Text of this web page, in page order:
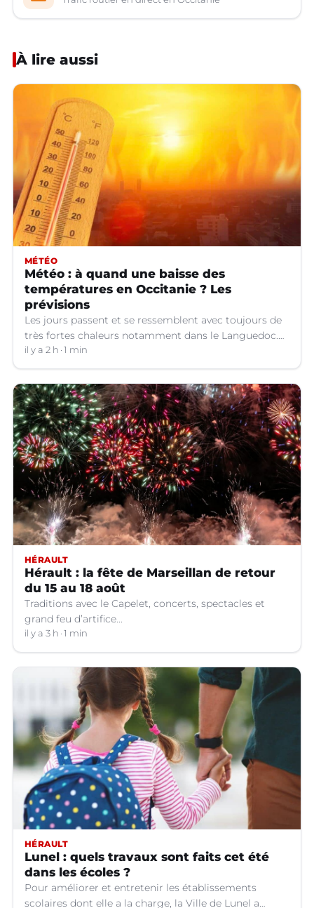
À lire aussi
MÉTÉO
Météo : à quand une baisse des
températures en Occitanie ? Les
prévisions
Les jours passent et se ressemblent avec toujours de
très fortes chaleurs notamment dans le Languedoc.
Jusqu’à quand ?
il y a 2 h 1 min
HÉRAULT
Hérault : la fête de Marseillan de retour
du 15 au 18 août
Traditions avec le Capelet, concerts, spectacles et
grand feu d’artifice...
il y a 3 h 1 min
HÉRAULT
Lunel : quels travaux sont faits cet été
dans les écoles ?
Pour améliorer et entretenir les établissements
scolaires dont elle a la charge, la Ville de Lunel a